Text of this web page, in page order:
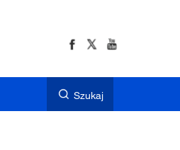
Szukaj